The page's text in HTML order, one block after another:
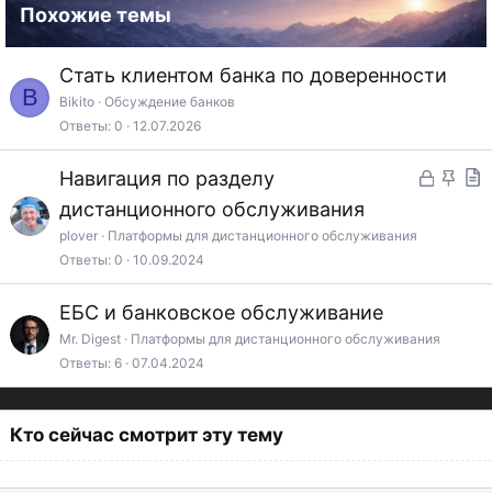
Похожие темы
B
Стать клиентом банка по доверенности
Bikito Обсуждение банков
Ответы 0 12.07.2026
З З
е
н
Навигация по разделу
дистанционного обслуживания
plover
Платформы для дистанционного обслуживания
Ответы 0 10.09.2024
ЕБС и банковское обслуживание
Mr. Digest
Платформы для дистанционного обслуживания
Ответы 6 07.04.2024
Кто сейчас смотрит эту тему